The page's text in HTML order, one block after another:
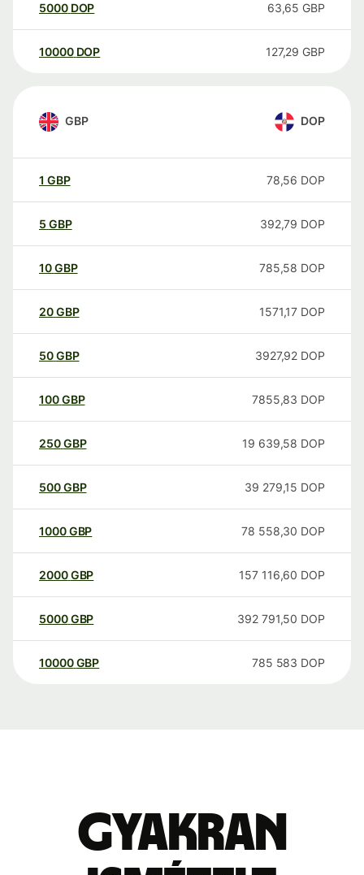
5000 DOP 63,65 GBP
10000 DOP 127,29 GBP
GBP DOP
1 GBP 78,56 DOP
5 GBP 392,79 DOP
10GBP 785,58 DOP
20GBP 1571,17 DOP
50GBP 3927,92 DOP
100GBP 7855,83 DOP
250GBP 19 639,58 DOP
500GBP 39 279,15 DOP
1000GBP 78 558,30 DOP
2000GBP 157 116,60 DOP
5000GBP 392 791,50 DOP
10000 GBP 785 583 DOP
Gyakran